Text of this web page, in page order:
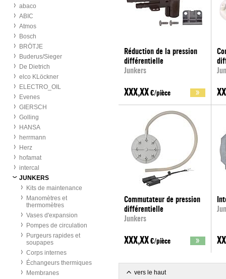
abaco
ABIC
Atmos
Bosch
BRÖTJE
Buderus/Sieger
De Dietrich
elco KLöckner
ELECTRO_OIL
Evenes
GIERSCH
Golling
HANSA
herrmann
Herz
hofamat
intercal
JUNKERS
Kits de maintenance
Manomètres et
thermomètres
Vases d'expansion
Pompes de circulation
Purgeurs rapides et
soupapes
Corps internes
Échangeurs thermiques
Membranes
Réduction de la pression
différentielle
Junkers
XXX,XX €/pièce
Commutateur de pression
différentielle
Junkers
XXX,XX €/pièce
vers le haut